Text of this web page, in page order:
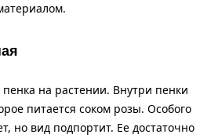
на растении. Внутри пенки
питается соком розы. Особого
но вид подпортит. Ее достаточно